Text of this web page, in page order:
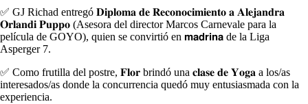
✅ GJ Richad entregó 𝐃𝐢𝐩𝐥𝐨𝐦𝐚 𝐝𝐞 𝐑𝐞𝐜𝐨𝐧𝐨𝐜𝐢𝐦𝐢𝐞𝐧𝐭𝐨 𝐚 𝐀𝐥𝐞𝐣𝐚𝐧𝐝𝐫𝐚
𝐎𝐫𝐥𝐚𝐧𝐝𝐢 𝐏𝐮𝐩𝐩𝐨 (Asesora del director Marcos Carnevale para la
película de GOYO), quien se convirtió en 𝗺𝗮𝗱𝗿𝗶𝗻𝗮 de la Liga
Asperger 7.
✅ Como frutilla del postre, 𝐅𝐥𝐨𝐫 brindó una 𝐜𝐥𝐚𝐬𝐞 𝐝𝐞 𝐘𝐨𝐠𝐚 a los/as
interesados/as donde la concurrencia quedó muy entusiasmada con la
experiencia.